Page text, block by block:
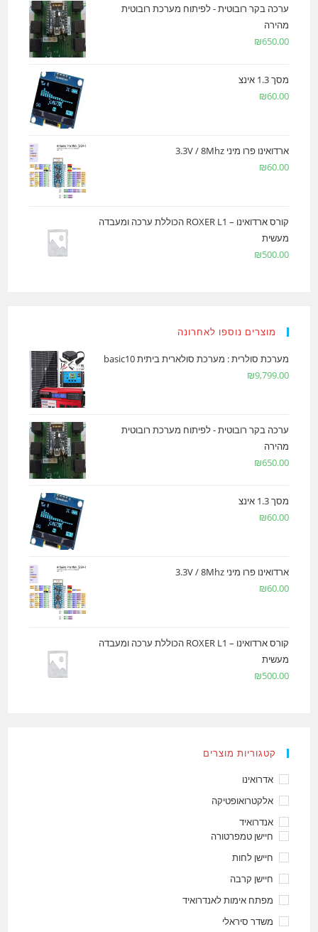
ערכה בקר רובוטית - לפיתוח מערכת רובוטית
מהירה
₪650.00
מסך 1.3 אינצ
₪60.00
ארדואינו פרו מיני 3.3V / 8Mhz
₪60.00
קורס ארדואינו – ROXER L1 הכוללת ערכה ומעבדה
מעשית
₪500.00
מוצרים נוספו לאחרונה
מערכת סולרית : מערכת סולארית ביתית basic10
₪9,799.00
ערכה בקר רובוטית - לפיתוח מערכת רובוטית
מהירה
₪650.00
מסך 1.3 אינצ
₪60.00
ארדואינו פרו מיני 3.3V / 8Mhz
₪60.00
קורס ארדואינו – ROXER L1 הכוללת ערכה ומעבדה
מעשית
₪500.00
קטגוריות מוצרים
אדרואינו
אלקטרואופטיקה
אנדרואיד
חיישן טמפרטורה
חיישן לחות
חיישן קרבה
מפתח אימות לאנדרואיד
משדר סיראלי